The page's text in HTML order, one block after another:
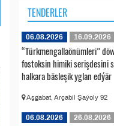
TENDERLER
06.08.2026 16.09.2026
“Türkmengallaönümleri”
fostoksin himiki serişdesini
halkara bäsleşik yglan edýär
Aşgabat, Arçabil Şaýoly 92
06.08.2026 26.08.2026